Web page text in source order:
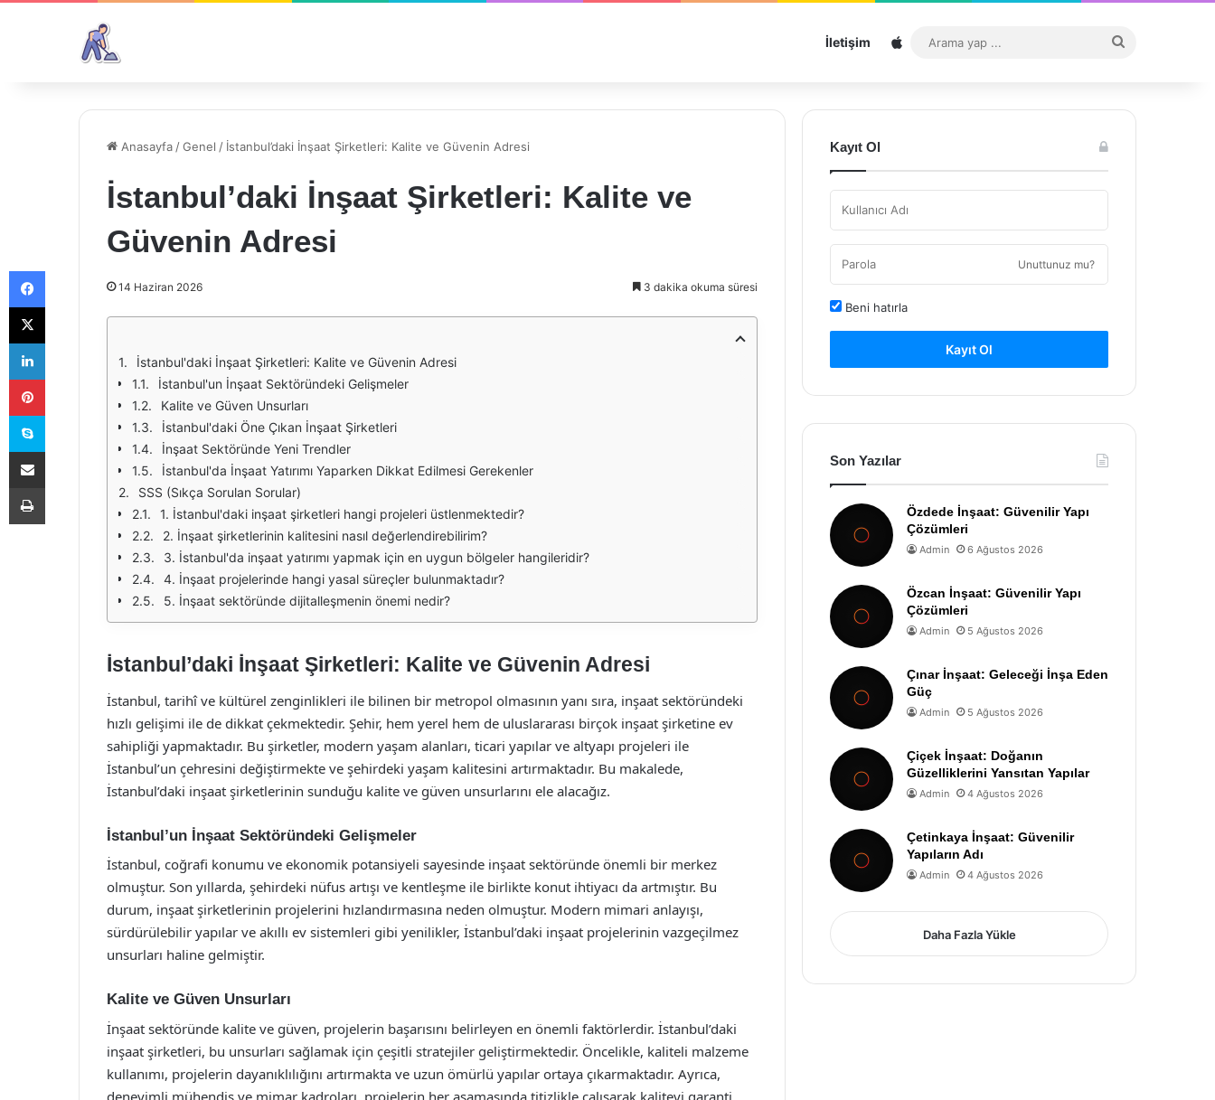
İletişim Sitemap
...
Anasayfa /Genel / İstanbul’daki İnşaat Şirketleri: Kalite ve Güvenin Adresi
İstanbul’daki İnşaat Şirketleri: Kalite ve
Güvenin Adresi
14 Haziran 2026 3 dakika okuma süresi
İstanbul'daki İnşaat Şirketleri: Kalite ve Güvenin Adresi
İstanbul'un İnşaat Sektöründeki Gelişmeler
Kalite ve Güven Unsurları
İstanbul'daki Öne Çıkan İnşaat Şirketleri
İnşaat Sektöründe Yeni Trendler
İstanbul'da İnşaat Yatırımı Yaparken Dikkat Edilmesi Gerekenler
SSS (Sıkça Sorulan Sorular)
1. İstanbul'daki inşaat şirketleri hangi projeleri üstlenmektedir?
2. İnşaat şirketlerinin kalitesini nasıl değerlendirebilirim?
3. İstanbul'da inşaat yatırımı yapmak için en uygun bölgeler hangileridir?
4. İnşaat projelerinde hangi yasal süreçler bulunmaktadır?
5. İnşaat sektöründe dijitalleşmenin önemi nedir?
İstanbul’daki İnşaat Şirketleri: Kalite ve Güvenin Adresi
İstanbul, tarihî ve kültürel zenginlikleri ile bilinen bir metropol olmasının yanı sıra, inşaat sektöründeki
hızlı gelişimi ile de dikkat çekmektedir. Şehir, hem yerel hem de uluslararası birçok inşaat şirketine ev
sahipliği yapmaktadır. Bu şirketler, modern yaşam alanları, ticari yapılar ve altyapı projeleri ile
İstanbul’un çehresini değiştirmekte ve şehirdeki yaşam kalitesini artırmaktadır. Bu makalede,
İstanbul’daki inşaat şirketlerinin sunduğu kalite ve güven unsurlarını ele alacağız.
İstanbul’un İnşaat Sektöründeki Gelişmeler
İstanbul, coğrafi konumu ve ekonomik potansiyeli sayesinde inşaat sektöründe önemli bir merkez
olmuştur. Son yıllarda, şehirdeki nüfus artışı ve kentleşme ile birlikte konut ihtiyacı da artmıştır. Bu
durum, inşaat şirketlerinin projelerini hızlandırmasına neden olmuştur. Modern mimari anlayışı,
sürdürülebilir yapılar ve akıllı ev sistemleri gibi yenilikler, İstanbul’daki inşaat projelerinin vazgeçilmez
unsurları haline gelmiştir.
Kalite ve Güven Unsurları
İnşaat sektöründe kalite ve güven, projelerin başarısını belirleyen en önemli faktörlerdir. İstanbul’daki
inşaat şirketleri, bu unsurları sağlamak için çeşitli stratejiler geliştirmektedir. Öncelikle, kaliteli malzeme
kullanımı, projelerin dayanıklılığını artırmakta ve uzun ömürlü yapılar ortaya çıkarmaktadır. Ayrıca,
deneyimli mühendis ve mimar kadroları, projelerin her aşamasında titizlikle çalışarak kaliteyi garanti
Kayıt Ol
Unuttunuz mu?
Beni hatırla
Kayıt Ol
Son Yazılar
Özdede İnşaat: Güvenilir Yapı
Çözümleri
Admin 6 Ağustos 2026
Özcan İnşaat: Güvenilir Yapı
Çözümleri
Admin 5 Ağustos 2026
Çınar İnşaat: Geleceği İnşa Eden
Güç
Admin 5 Ağustos 2026
Çiçek İnşaat: Doğanın
Güzelliklerini Yansıtan Yapılar
Admin 4 Ağustos 2026
Çetinkaya İnşaat: Güvenilir
Yapıların Adı
Admin 4 Ağustos 2026
Daha Fazla Yükle
Facebook
X
LinkedIn
Pinterest
Skype
E-Posta ile paylaş